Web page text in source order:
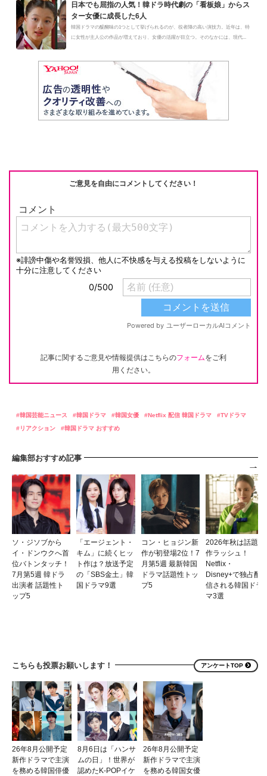
日本でも屈指の人気！韓ドラ時代劇の「看板娘」からス
ター女優に成長した6人
韓国ドラマの醍醐味の1つとして挙げられるのが、役者陣の高い演技力。近年は、特
に女性が主人公の作品が増えており、女優の活躍が目立つ。そのなかには、現代...
ご意見を自由にコメントしてください！
記事に関するご意見や情報提供はこちらのフォームをご利
用ください。
韓国芸能ニュース 韓国ドラマ 韓国女優 Netflix 配信 韓国ドラマ
TVドラマ
リアクション
韓国ドラマ おすすめ
編集部おすすめ記事
ソ・ジソブから
イ・ドンウクへ首
位バトンタッチ！
7月第5週 韓ドラ
出演者 話題性ト
ップ5
「エージェント・
キム」に続くヒッ
ト作は？放送予定
の「SBS金土」韓
国ドラマ9選
コン・ヒョジン新
作が初登場2位！7
月第5週 最新韓国
ドラマ話題性トッ
プ5
2026年秋は話題
作ラッシュ！
Netflix・
Disney+で独占配
信される韓国ドラ
マ3選
こちらも投票お願いします！ アンケートTOP
26年8月公開予定
新作ドラマで主演
を務める韓国俳優
8月6日は「ハンサ
ムの日」！世界が
認めたK-POPイケ
26年8月公開予定
新作ドラマで主演
を務める韓国女優